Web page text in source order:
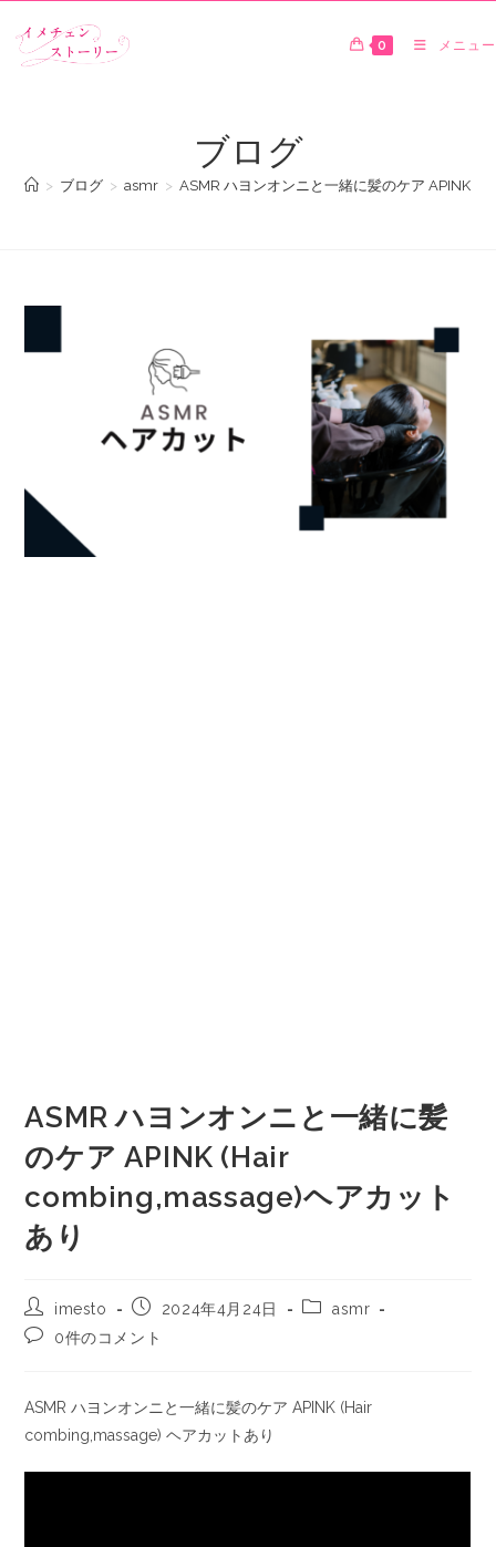
0 メニュー
ブログ
> ブログ > asmr > ASMR ハヨンオンニと一緒に髪のケア APINK
ASMR ハヨンオンニと一緒に髪
のケア APINK (Hair
combing,massage)ヘアカット
あり
imesto 2024年4月24日
asmr
0件のコメント
ASMR ハヨンオンニと一緒に髪のケア APINK (Hair
combing,massage) ヘアカットあり